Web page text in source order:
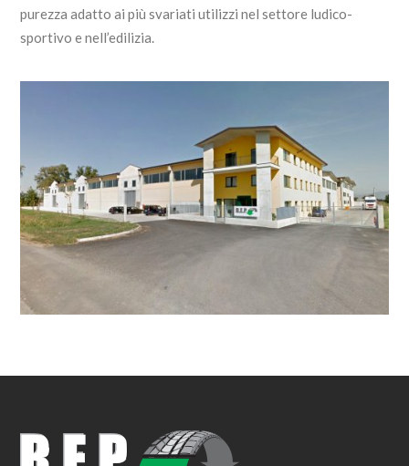
purezza adatto ai più svariati utilizzi nel settore ludico-
sportivo e nell’edilizia.